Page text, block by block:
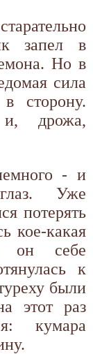
запел в
Но в
сила
в сторону.
дрожа,
- и
Уже
потерять
кое-какая
он себе
к
были
этот раз
кумара